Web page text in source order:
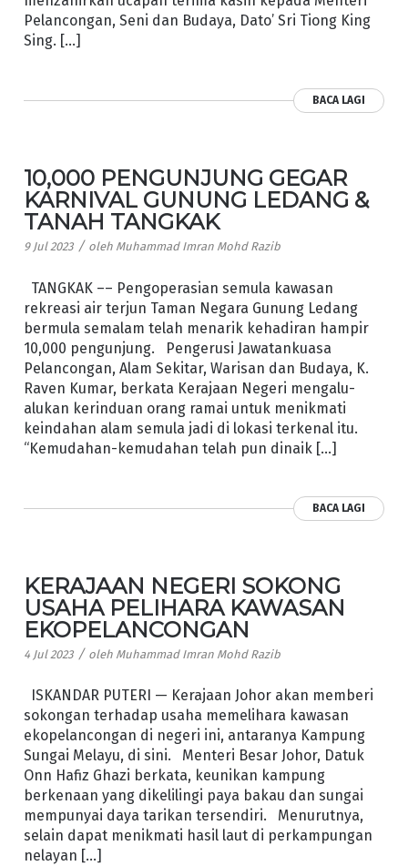
Pelancongan, Seni dan Budaya, Dato’ Sri Tiong King
Sing. […]
BACA LAGI
10,000 PENGUNJUNG GEGAR
KARNIVAL GUNUNG LEDANG &
TANAH TANGKAK
9 Jul 2023 / oleh Muhammad Imran Mohd Razib
TANGKAK –– Pengoperasian semula kawasan
rekreasi air terjun Taman Negara Gunung Ledang
bermula semalam telah menarik kehadiran hampir
10,000 pengunjung. Pengerusi Jawatankuasa
Pelancongan, Alam Sekitar, Warisan dan Budaya, K.
Raven Kumar, berkata Kerajaan Negeri mengalu-
alukan kerinduan orang ramai untuk menikmati
keindahan alam semula jadi di lokasi terkenal itu.
“Kemudahan-kemudahan telah pun dinaik […]
BACA LAGI
KERAJAAN NEGERI SOKONG
USAHA PELIHARA KAWASAN
EKOPELANCONGAN
4 Jul 2023 / oleh Muhammad Imran Mohd Razib
ISKANDAR PUTERI — Kerajaan Johor akan memberi
sokongan terhadap usaha memelihara kawasan
ekopelancongan di negeri ini, antaranya Kampung
Sungai Melayu, di sini. Menteri Besar Johor, Datuk
Onn Hafiz Ghazi berkata, keunikan kampung
berkenaan yang dikelilingi paya bakau dan sungai
mempunyai daya tarikan tersendiri. Menurutnya,
selain dapat menikmati hasil laut di perkampungan
nelayan […]